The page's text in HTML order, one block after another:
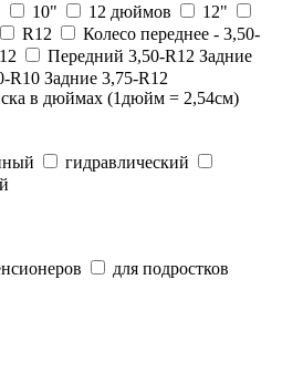
10" 12 дюймов
12"
R12
Колесо переднее - 3,50-
Передний 3,50-R12 Задние
R10 Задние 3,75-R12
в дюймах (1дюйм = 2,54см)
гидравлический
для подростков